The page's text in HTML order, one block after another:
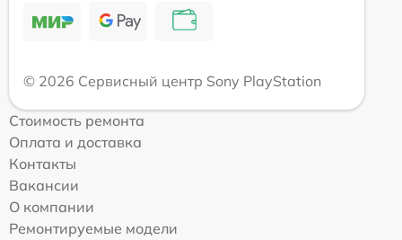
© 2026 Сервисный центр Sony PlayStation
Стоимость ремонта
Оплата и доставка
Контакты
Вакансии
О компании
Ремонтируемые модели